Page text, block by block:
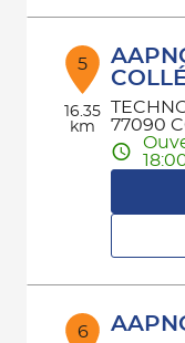
5
16.35
km
77090
6